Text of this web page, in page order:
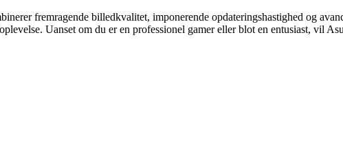
fremragende billedkvalitet, imponerende opdateringshastighed og
Uanset om du er en professionel gamer eller blot en entusiast, vil